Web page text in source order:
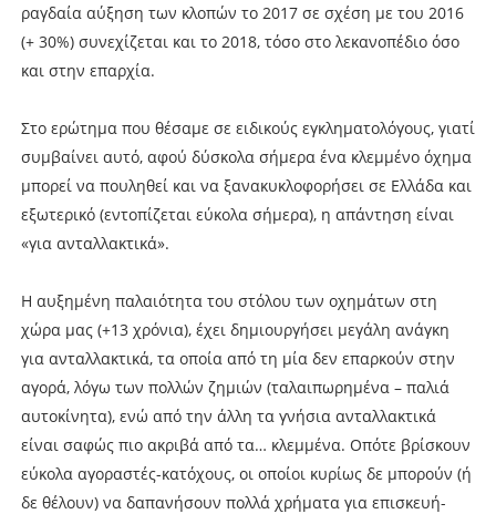
ραγδαία αύξηση των κλοπών το 2017 σε σχέση με του 2016
(+ 30%) συνεχίζεται και το 2018, τόσο στο λεκανοπέδιο όσο
και στην επαρχία.
Στο ερώτημα που θέσαμε σε ειδικούς εγκληματολόγους, γιατί
συμβαίνει αυτό, αφού δύσκολα σήμερα ένα κλεμμένο όχημα
μπορεί να πουληθεί και να ξανακυκλοφορήσει σε Ελλάδα και
εξωτερικό (εντοπίζεται εύκολα σήμερα), η απάντηση είναι
«για ανταλλακτικά».
Η αυξημένη παλαιότητα του στόλου των οχημάτων στη
χώρα μας (+13 χρόνια), έχει δημιουργήσει μεγάλη ανάγκη
για ανταλλακτικά, τα οποία από τη μία δεν επαρκούν στην
αγορά, λόγω των πολλών ζημιών (ταλαιπωρημένα – παλιά
αυτοκίνητα), ενώ από την άλλη τα γνήσια ανταλλακτικά
είναι σαφώς πιο ακριβά από τα… κλεμμένα. Οπότε βρίσκουν
εύκολα αγοραστές-κατόχους, οι οποίοι κυρίως δε μπορούν (ή
δε θέλουν) να δαπανήσουν πολλά χρήματα για επισκευή-